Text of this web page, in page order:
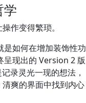
学
作变得繁琐。
如何在增加装饰性功
呈现出的 Version 2 版
录灵光一现的想法，
爽的界面中找到内心